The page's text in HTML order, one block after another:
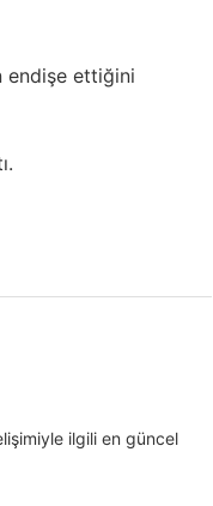
endişe ettiğini
ilgili en güncel